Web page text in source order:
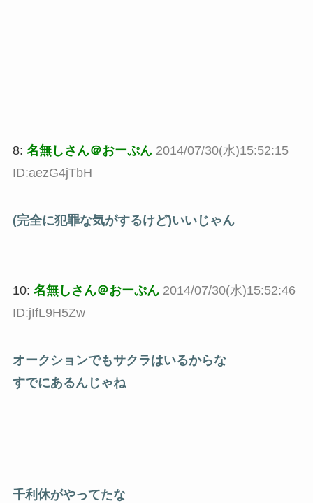
8: 名無しさん＠おーぷん 2014/07/30(水)15:52:15
ID:aezG4jTbH
(完全に犯罪な気がするけど)いいじゃん
10: 名無しさん＠おーぷん 2014/07/30(水)15:52:46
ID:jIfL9H5Zw
オークションでもサクラはいるからな
すでにあるんじゃね
千利休がやってたな